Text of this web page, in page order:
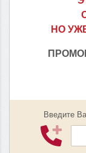
НО
Введите